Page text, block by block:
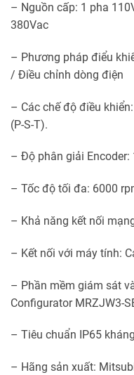
– Nguồn cấp: 1 pha
380Vac
– Phương pháp điểu
/ Điều chỉnh dòng điện
– Các chế độ điều
(P-S-T).
– Độ phân giải
– Tốc độ tối đa: 6000
– Khả năng kết nối
– Kết nối với máy tính:
– Phần mềm giám sát
Configurator MRZJW3-
– Tiêu chuẩn IP65
– Hãng sản xuất: